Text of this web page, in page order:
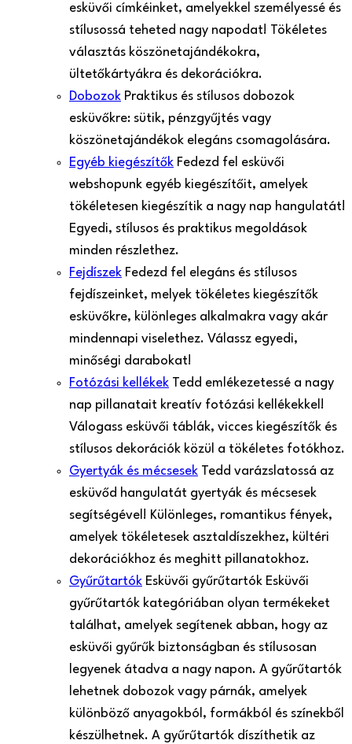
esküvői címkéinket, amelyekkel személyessé és
stílusossá teheted nagy napodat! Tökéletes
választás köszönetajándékokra,
ültetőkártyákra és dekorációkra.
Dobozok Praktikus és stílusos dobozok
esküvőkre: sütik, pénzgyűjtés vagy
köszönetajándékok elegáns csomagolására.
Egyéb kiegészítők Fedezd fel esküvői
webshopunk egyéb kiegészítőit, amelyek
tökéletesen kiegészítik a nagy nap hangulatát!
Egyedi, stílusos és praktikus megoldások
minden részlethez.
Fejdíszek Fedezd fel elegáns és stílusos
fejdíszeinket, melyek tökéletes kiegészítők
esküvőkre, különleges alkalmakra vagy akár
mindennapi viselethez. Válassz egyedi,
minőségi darabokat!
Fotózási kellékek Tedd emlékezetessé a nagy
nap pillanatait kreatív fotózási kellékekkel!
Válogass esküvői táblák, vicces kiegészítők és
stílusos dekorációk közül a tökéletes fotókhoz.
Gyertyák és mécsesek Tedd varázslatossá az
esküvőd hangulatát gyertyák és mécsesek
segítségével! Különleges, romantikus fények,
amelyek tökéletesek asztaldíszekhez, kültéri
dekorációkhoz és meghitt pillanatokhoz.
Gyűrűtartók Esküvői gyűrűtartók Esküvői
gyűrűtartók kategóriában olyan termékeket
találhat, amelyek segítenek abban, hogy az
esküvői gyűrűk biztonságban és stílusosan
legyenek átadva a nagy napon. A gyűrűtartók
lehetnek dobozok vagy párnák, amelyek
különböző anyagokból, formákból és színekből
készülhetnek. A gyűrűtartók díszíthetik az